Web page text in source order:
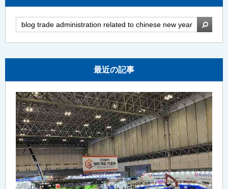
検索
最近の記事